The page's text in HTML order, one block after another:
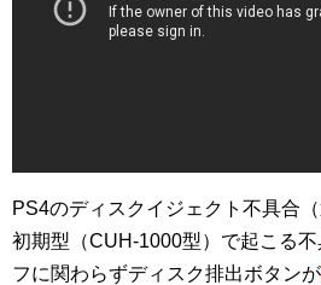
PS4のディスクイジェクト不具合（
初期型（CUH-1000型）で起こる
フに関わらずディスク排出ボタンが